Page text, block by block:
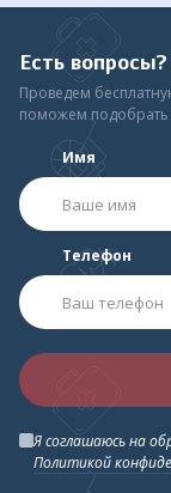
Есть вопросы?
Проведем
поможем
Имя
Телефон
Я соглашаюсь на
Политикой